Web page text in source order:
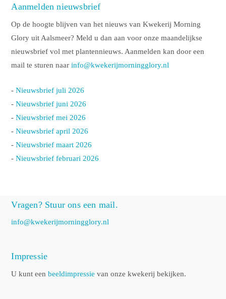
Aanmelden nieuwsbrief
Op de hoogte blijven van het nieuws van Kwekerij Morning
Glory uit Aalsmeer? Meld u dan aan voor onze maandelijkse
nieuwsbrief vol met plantennieuws. Aanmelden kan door een
mail te sturen naarinfo@kwekerijmorningglory.nl
-Nieuwsbrief juli 2026
-Nieuwsbrief juni 2026
-Nieuwsbrief mei 2026
-Nieuwsbrief april 2026
-Nieuwsbrief maart 2026
-Nieuwsbrief februari 2026
Vragen? Stuur ons een mail.
info@kwekerijmorningglory.nl
Impressie
U kunt eenbeeldimpressie van onze kwekerij bekijken.